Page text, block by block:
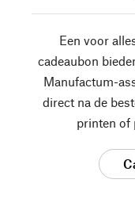
Een voor
cadeaubon
Manufactum-
direct na de
printen of